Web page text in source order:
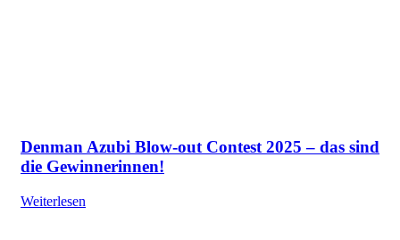
Denman Azubi Blow-out Contest 2025 – das sind
die Gewinnerinnen!
Weiterlesen